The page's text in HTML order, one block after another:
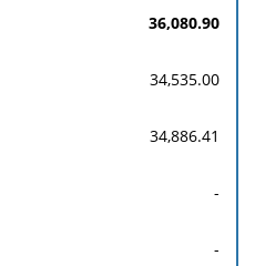
36,080.90
34,535.00
34,886.41
-
-